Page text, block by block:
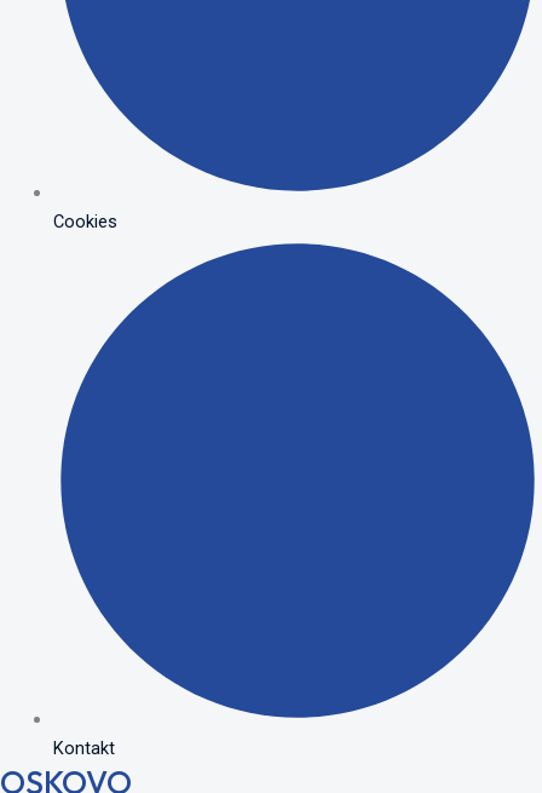
Cookies
Kontakt
OSKOVO